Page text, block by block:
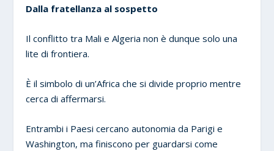
Dalla fratellanza al sospetto
Il conflitto tra Mali e Algeria non è dunque solo una
lite di frontiera.
È il simbolo di un’Africa che si divide proprio mentre
cerca di affermarsi.
Entrambi i Paesi cercano autonomia da Parigi e
Washington, ma finiscono per guardarsi come